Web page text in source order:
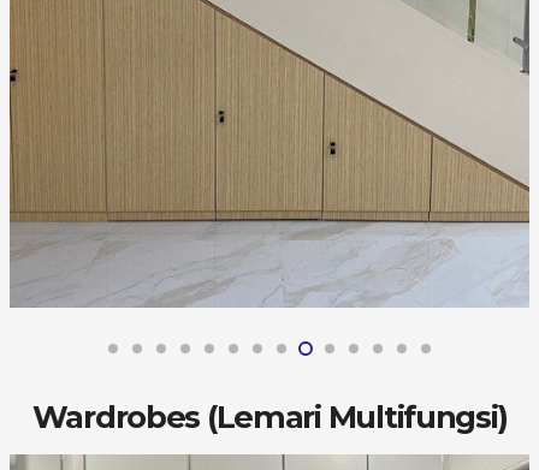
Wardrobes (Lemari Multifungsi)